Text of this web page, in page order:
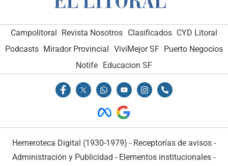
Campolitoral Revista Nosotros Clasificados CYD Litoral
Podcasts Mirador Provincial VivíMejor SF Puerto Negocios
Notife Educacion SF
Hemeroteca Digital (1930-1979) - Receptorías de avisos -
Administración y Publicidad - Elementos institucionales -